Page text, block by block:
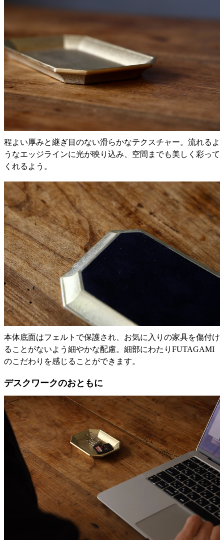
程よい厚みと継ぎ目のない滑らかなテクスチャー。流れるよ
うなエッジラインに光が映り込み、空間までも美しく彩って
くれるよう。
本体底面はフェルトで保護され、お気に入りの家具を傷付け
ることがないよう細やかな配慮。細部にわたりFUTAGAMI
のこだわりを感じることができます。
デスクワークのおともに